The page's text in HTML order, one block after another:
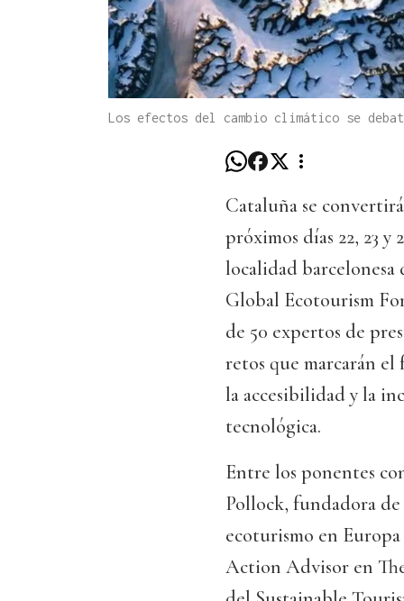
Los efectos del cambio climático se
Cataluña se
próximos días 22, 23
localidad
Global Ecotourism
de 50 expertos de
retos que marcarán
la accesibilidad y la
tecnológica.
Entre los ponentes
Pollock, fundadora
ecoturismo en
Action Advisor en